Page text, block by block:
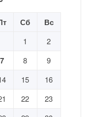
Сб Вс
1
2
7 8
9
15
16
22
23